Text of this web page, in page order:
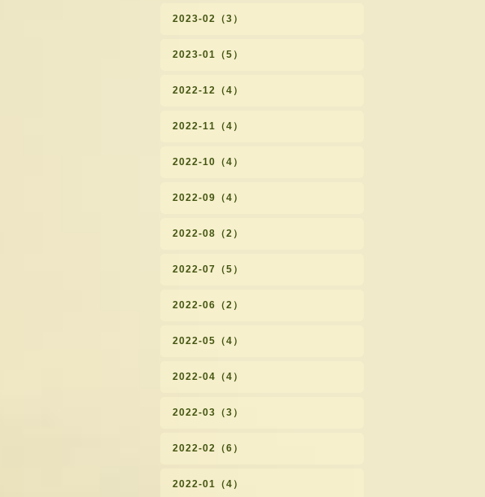
2023-02（3）
2023-01（5）
2022-12（4）
2022-11（4）
2022-10（4）
2022-09（4）
2022-08（2）
2022-07（5）
2022-06（2）
2022-05（4）
2022-04（4）
2022-03（3）
2022-02（6）
2022-01（4）